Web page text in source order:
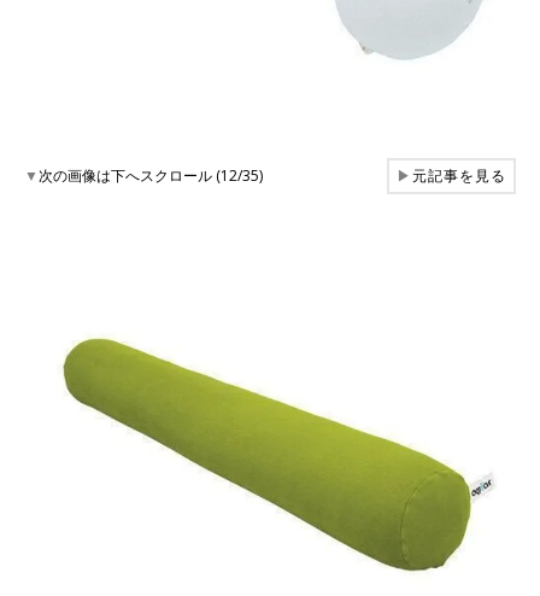
▼次の画像は下へスクロール (12/35) ▶元記事を見る